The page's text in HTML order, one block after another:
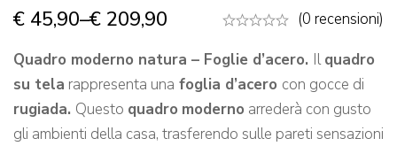
€ 45,90–€ 209,90
(0 recensioni)
Quadro moderno natura – Foglie d’acero. Ilquadro
su tela rappresenta una foglia d’acero con gocce di
rugiada. Questo quadro moderno arrederà con gusto
gli ambienti della casa, trasferendo sulle pareti sensazioni